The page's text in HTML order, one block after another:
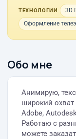
ТЕХНОЛОГИИ 3D
Оформление
Обо мне
Анимирую,
широкий охват
Adobe,
Работаю с
можете